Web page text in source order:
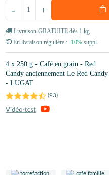
+
-
Livraison GRATUITE dès 1 kg
En livraison régulière : -10% suppl.
4 x 250 g - Café en grain - Red
Candy anciennement Le Red Candy
- LUGAT
(93)